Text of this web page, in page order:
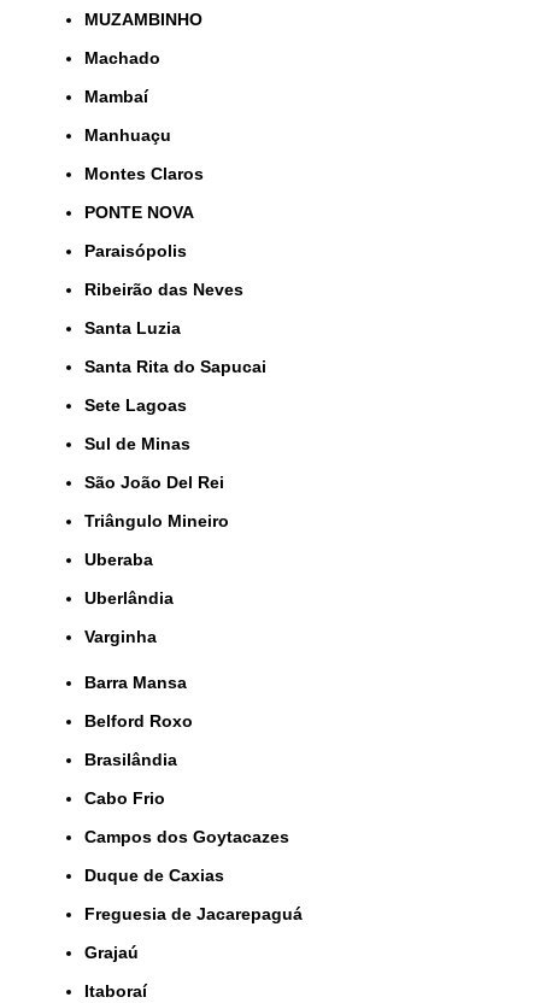
MUZAMBINHO
Machado
Mambaí
Manhuaçu
Montes Claros
PONTE NOVA
Paraisópolis
Ribeirão das Neves
Santa Luzia
Santa Rita do Sapucai
Sete Lagoas
Sul de Minas
São João Del Rei
Triângulo Mineiro
Uberaba
Uberlândia
Varginha
Barra Mansa
Belford Roxo
Brasilândia
Cabo Frio
Campos dos Goytacazes
Duque de Caxias
Freguesia de Jacarepaguá
Grajaú
Itaboraí